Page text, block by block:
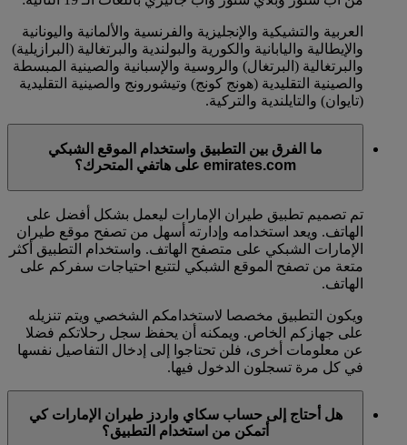
العربية والتشيكية والإنجليزية والفرنسية والألمانية واليونانية
والإيطالية واليابانية والكورية والبولندية والبرتغالية (البرازيلية)
والبرتغالية (البرتغال) والروسية والإسبانية والصينية المبسطة
والصينية التقليدية (هونج كونج) وتيشورونج والصينية التقليدية
(تايوان) والتايلندية والتركية.
ما الفرق بين التطبيق واستخدام الموقع الشبكي
emirates.com على هاتفي المتحرك؟
تم تصميم تطبيق طيران الإمارات ليعمل بشكل أفضل على
الهاتف. ويعد استخدامه وإدارته أسهل من تصفح موقع طيران
الإمارات الشبكي على متصفح الهاتف. واستخدام التطبيق أكثر
متعة من تصفح الموقع الشبكي لتتبع احتياجات سفركم على
الهاتف.
ويكون التطبيق مخصصا لاستخدامكم الشخصي ويتم تنزيله
على جهازكم الخاص. ويمكنه أن يحفظ سجل رحلاتكم فضلا
عن معلومات أخرى، فلن تحتاجوا إلى إدخال التفاصيل نفسها
في كل مرة تسجلون الدخول فيها.
هل أحتاج إلى حساب سكاي واردز طيران الإمارات كي
أتمكن من استخدام التطبيق؟